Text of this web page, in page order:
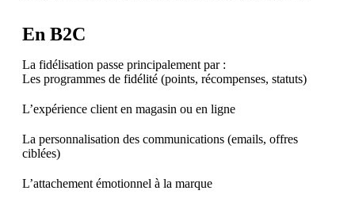
En B2C
La fidélisation passe principalement par :
Les programmes de fidélité (points, récompenses, statuts)
L’expérience client en magasin ou en ligne
La personnalisation des communications (emails, offres
ciblées)
L’attachement émotionnel à la marque